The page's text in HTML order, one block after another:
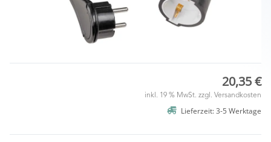
20,35 €
inkl. 19 % MwSt. zzgl. Versandkosten
Lieferzeit: 3-5 Werktage